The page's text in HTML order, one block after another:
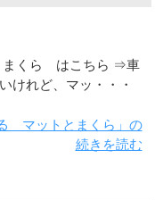
まくら はこちら ⇒車
けれど、マッ・・・
マットとまくら」の
続きを読む